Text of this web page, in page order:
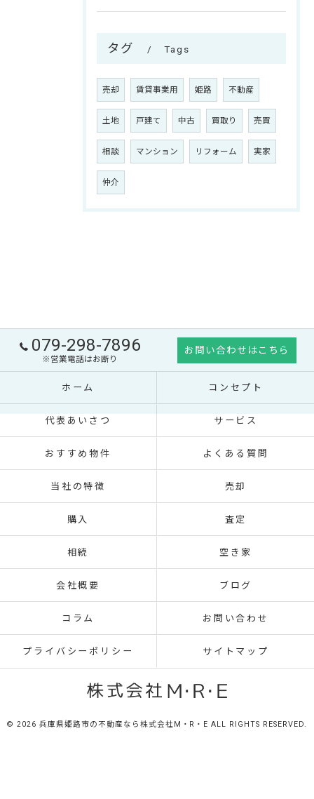
タグ Tags
売却 賃貸事業用 姫路 不動産
土地 戸建て 中古 買取り 売買
相談 マンション リフォーム 実家
仲介
079-298-7896
※営業電話はお断り
お問い合わせはこちら
ホーム コンセプト
代表あいさつ サービス
おすすめ物件 よくある質問
当社の特徴 売却
購入 査定
相続 空き家
会社概要 ブログ
コラム お問い合わせ
プライバシーポリシー サイトマップ
© 2026 兵庫県姫路市の不動産なら株式会社M・R・E ALL RIGHTS RESERVED.